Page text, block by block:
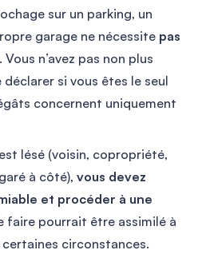
sur un parking, un
garage ne nécessite pas
. Vous n’avez pas non plus
si vous êtes le seul
concernent uniquement
lésé (voisin, copropriété,
à côté), vous devez
et procéder à une
faire pourrait être assimilé à
circonstances.